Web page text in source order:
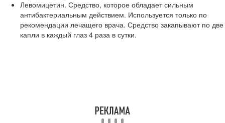
Левомицетин. Средство, которое обладает сильным
антибактериальным действием. Используется только по
рекомендации лечащего врача. Средство закапывают по две
капли в каждый глаз 4 раза в сутки.